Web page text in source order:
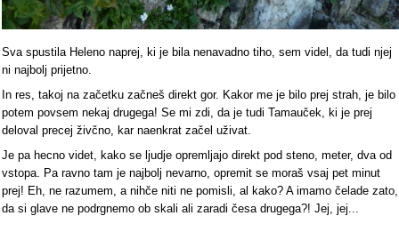
Sva spustila Heleno naprej, ki je bila nenavadno tiho, sem videl, da tudi njej
ni najbolj prijetno.
In res, takoj na začetku začneš direkt gor. Kakor me je bilo prej strah, je bilo
potem povsem nekaj drugega! Se mi zdi, da je tudi Tamauček, ki je prej
deloval precej živčno, kar naenkrat začel uživat.
Je pa hecno videt, kako se ljudje opremljajo direkt pod steno, meter, dva od
vstopa. Pa ravno tam je najbolj nevarno, opremit se moraš vsaj pet minut
prej! Eh, ne razumem, a nihče niti ne pomisli, al kako? A imamo čelade zato,
da si glave ne podrgnemo ob skali ali zaradi česa drugega?! Jej, jej...